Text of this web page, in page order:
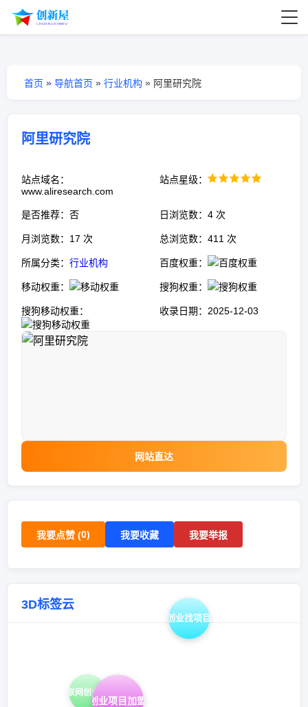
首页 » 导航首页 » 行业机构 » 阿里研究院
阿里研究院
站点域名：
www.aliresearch.com
站点星级：
是否推荐：否 日浏览数：4 次
月浏览数：17 次 总浏览数：411 次
所属分类： 行业机构 百度权重：
移动权重： 搜狗权重：
搜狗移动权重： 收录日期：2025-12-03
网站直达
我要点赞 (0) 我要收藏 我要举报
3D标签云
创业项目加盟
创业找项目
互联网创业项目